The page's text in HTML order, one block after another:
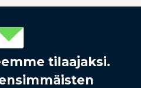
tilaajaksi.